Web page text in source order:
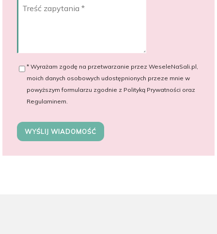
* Wyrażam zgodę na przetwarzanie przez WeseleNaSali.pl,
moich danych osobowych udostępnionych przeze mnie w
powyższym formularzu zgodnie z Polityką Prywatności oraz
Regulaminem.
WYŚLIJ WIADOMOŚĆ